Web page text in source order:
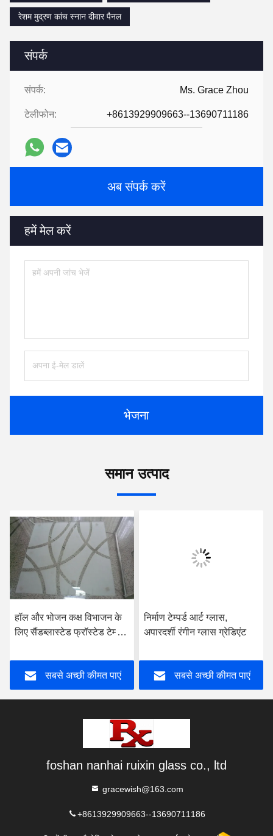
संपर्क
संपर्क: Ms. Grace Zhou
टेलीफोन: +8613929909663--13690711186
अब संपर्क करें
हमें मेल करें
भेजना
रेशम मुद्रण कांच स्नान दीवार पैनल
समान उत्पाद
हॉल और भोजन कक्ष विभाजन के
लिए सैंडब्लास्टेड फ्रॉस्टेड टेम्पर्ड
सबसे अच्छी कीमत पाएं
निर्माण टेम्पर्ड आर्ट ग्लास,
अपारदर्शी रंगीन ग्लास ग्रेडिएंट
सबसे अच्छी कीमत पाएं
foshan nanhai ruixin glass co., ltd
gracewish@163.com
+8613929909663--13690711186